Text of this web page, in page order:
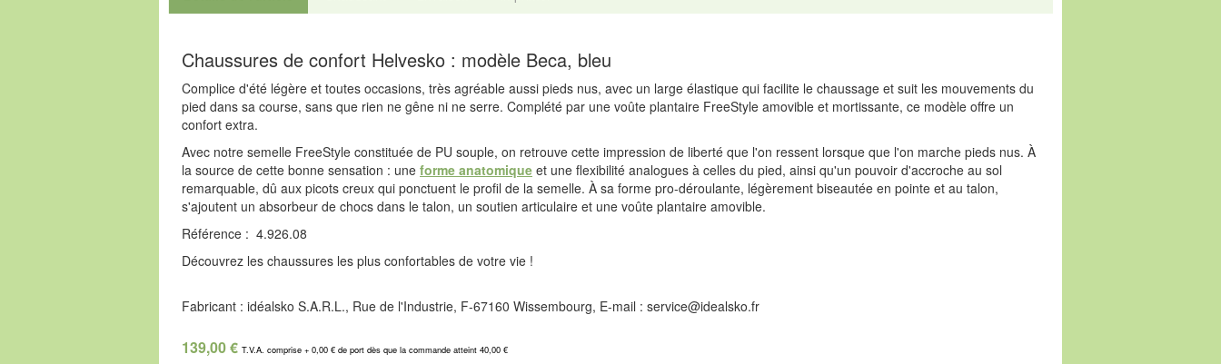
Chaussures de confort Helvesko : modèle Beca, bleu
Complice d'été légère et toutes occasions, très agréable aussi pieds nus, avec un large élastique qui facilite le chaussage et suit les mouvements du
pied dans sa course, sans que rien ne gêne ni ne serre. Complété par une voûte plantaire FreeStyle amovible et mortissante, ce modèle offre un
confort extra.
Avec notre semelle FreeStyle constituée de PU souple, on retrouve cette impression de liberté que l'on ressent lorsque que l'on marche pieds nus. À
la source de cette bonne sensation : une forme anatomique et une flexibilité analogues à celles du pied, ainsi qu'un pouvoir d'accroche au sol
remarquable, dû aux picots creux qui ponctuent le profil de la semelle. À sa forme pro-déroulante, légèrement biseautée en pointe et au talon,
s'ajoutent un absorbeur de chocs dans le talon, un soutien articulaire et une voûte plantaire amovible.
Référence : 4.926.08
Découvrez les chaussures les plus confortables de votre vie !
Fabricant : idéalsko S.A.R.L., Rue de l'Industrie, F-67160 Wissembourg, E-mail : service@idealsko.fr
139,00 € T.V.A. comprise + 0,00 € de port dès que la commande atteint 40,00 €